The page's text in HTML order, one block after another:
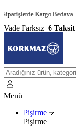
Kargo Bedava •
Vade Farksız 6 Taksit
Menü
Pişirme
Pişirme